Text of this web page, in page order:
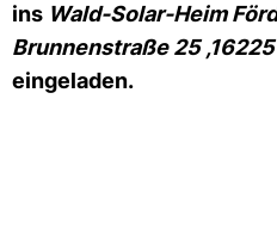
ins Wald-Solar-Heim
Brunnenstraße 25
eingeladen.